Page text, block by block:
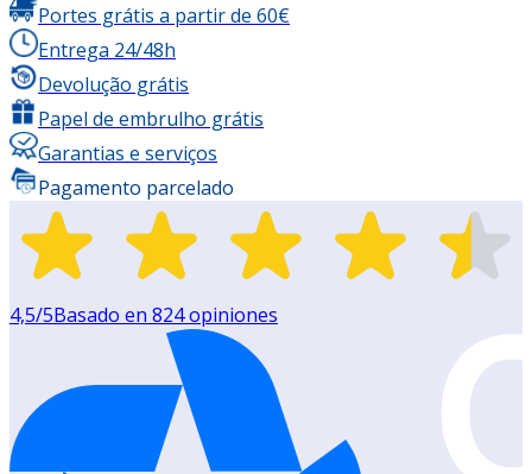
Portes grátis a partir de 60€
Entrega 24/48h
Devolução grátis
Papel de embrulho grátis
Garantias e serviços
Pagamento parcelado
4,5/5Basado en 824opiniones